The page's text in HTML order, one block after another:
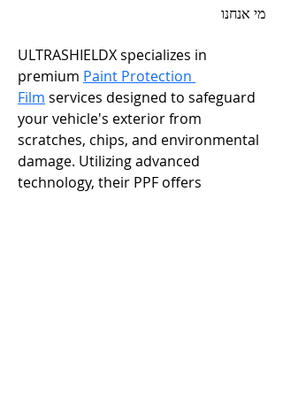
מי אנחנו
ULTRASHIELDX specializes in
premium Paint Protection
Film services designed to safeguard
your vehicle's exterior from
scratches, chips, and environmental
damage. Utilizing advanced
technology, their PPF offers